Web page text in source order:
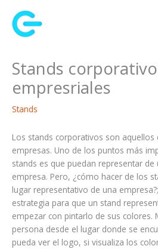
contenido
Stands
empresriales
Stands
Los stands corporativos son aquellos
empresas. Uno de los puntos más
stands es que puedan representar
empresa. Pero, ¿cómo hacer de los
lugar representativo de una
estrategia para que un stand
empezar con pintarlo de sus colores.
persona desde el lugar donde se
pueda ver el logo, si visualiza los